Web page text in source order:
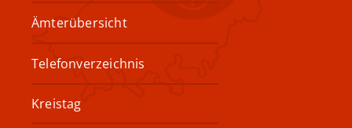
Ämterübersicht
Telefonverzeichnis
Kreistag